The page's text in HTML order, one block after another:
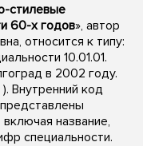
стилевые
60-х годов», автор
относится к типу:
10.01.01.
в 2002 году.
Внутренний код
название,
специальности.